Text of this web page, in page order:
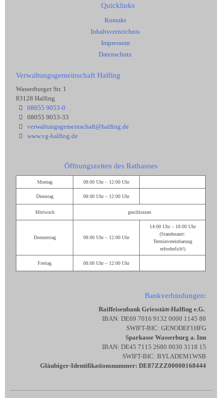
Quicklinks
Kontakt
Inhaltsverzeichnis
Impressum
Datenschutz
Verwaltungsgemeinschaft Halfing
Wasserburger Str. 1
83128 Halfing
08055 9053-0
08055 9053-33
verwaltungsgemeinschaft@halfing.de
www.vg-halfing.de
Öffnungszeiten des Rathauses
Montag 08:00 Uhr – 12:00 Uhr
Dienstag 08:00 Uhr – 12:00 Uhr
Mittwoch geschlossen
Donnerstag 08:00 Uhr – 12:00 Uhr
14:00 Uhr – 18:00 Uhr
(Standesamt:
Terminvereinbarung
erforderlich!)
Freitag 08:00 Uhr – 12:00 Uhr
Bankverbindungen:
Raiffeisenbank Griesstätt-Halfing e.G.
IBAN: DE69 7016 9132 0000 1145 88
SWIFT-BIC: GENODEF1HFG
Sparkasse Wasserburg a. Inn
IBAN: DE45 7115 2680 0030 3118 15
SWIFT-BIC: BYLADEM1WSB
Gläubiger-Identifikationsnummer: DE87ZZZ00000168444